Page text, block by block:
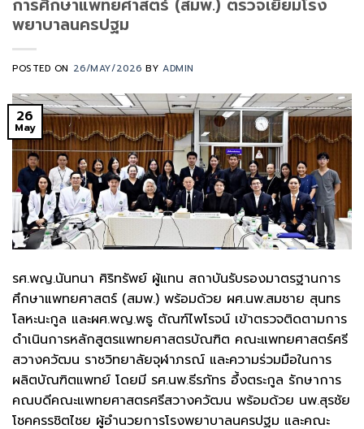
การศึกษาแพทยศาสตร์ (สมพ.) ตรวจเยี่ยมโรง
พยาบาลนครปฐม
POSTED ON 26/MAY/2026 BYADMIN
26
May
รศ.พญ.นันทนา ศิริทรัพย์ ผู้แทน สถาบันรับรองมาตรฐานการ
ศึกษาแพทยศาสตร์ (สมพ.) พร้อมด้วย ผศ.นพ.สมชาย สุนทร
โลหะนะกูล และผศ.พญ.พธู ตัณฑ์ไพโรจน์ เข้าตรวจติดตามการ
ดำเนินการหลักสูตรแพทยศาสตรบัณฑิต คณะแพทยศาสตร์ศรี
สวางควัฒน ราชวิทยาลัยจุฬาภรณ์ และความร่วมมือในการ
ผลิตบัณฑิตแพทย์ โดยมี รศ.นพ.ธีรภัทร อึ้งตระกูล รักษาการ
คณบดีคณะแพทยศาสตรศรีสวางควัฒน พร้อมด้วย นพ.สุรชัย
โชคครรชิตไชย ผู้อำนวยการโรงพยาบาลนครปฐม และคณะ